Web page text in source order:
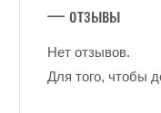
— отзывы
Нет отзывов.
Для того, чтобы